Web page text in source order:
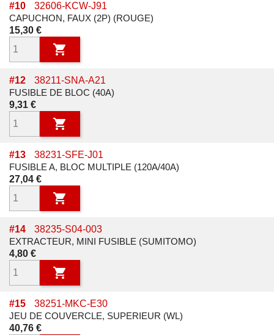
#10
32606-KCW-J91
CAPUCHON, FAUX (2P) (ROUGE)
Prix
15,30 €

#12
38211-SNA-A21
FUSIBLE DE BLOC (40A)
Prix
9,31 €

#13
38231-SFE-J01
FUSIBLE A, BLOC MULTIPLE (120A/40A)
Prix
27,04 €

#14
38235-S04-003
EXTRACTEUR, MINI FUSIBLE (SUMITOMO)
Prix
4,80 €

#15
38251-MKC-E30
JEU DE COUVERCLE, SUPERIEUR (WL)
Prix
40,76 €